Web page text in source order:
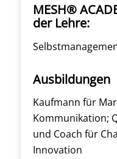
MESH®
der Lehre:
Ausbildungen
Kaufmann für
Kommunikation;
und Coach für
Innovation